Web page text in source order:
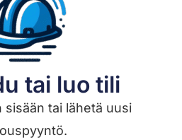
tai luo tili
sisään tai lähetä uusi